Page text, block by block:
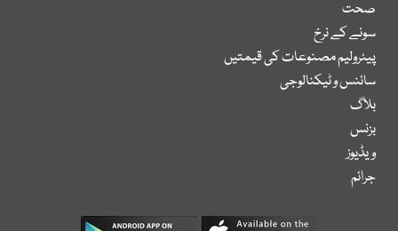
صحت
سونے کے نرخ
پیٹرولیم مصنوعات کی قیمتیں
سائنس و ٹیکنالوجی
بلاگ
بزنس
ویڈیوز
جرائم